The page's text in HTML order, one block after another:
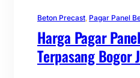
Beton Precast, Pagar Panel
Harga Pagar
Terpasang Bogor